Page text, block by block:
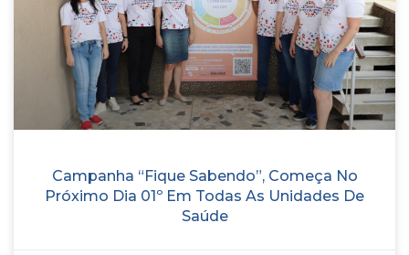
Campanha “Fique Sabendo”, Começa No
Próximo Dia 01º Em Todas As Unidades De
Saúde